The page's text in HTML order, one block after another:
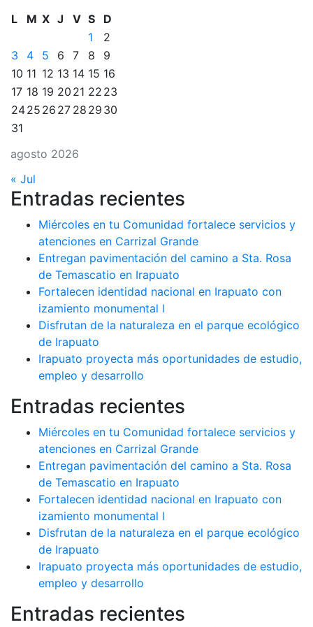
agosto 2026
L M X J V S
D
1
2
3
4 5 6 7 8
9
10 11 12 13 14 15 16
17 18 19 20 21 22 23
2425 26 27 28 29 30
31
« Jul
Entradas recientes
Miércoles en tu Comunidad fortalece servicios y
atenciones en Carrizal Grande
Entregan pavimentación del camino a Sta. Rosa
de Temascatio en Irapuato
Fortalecen identidad nacional en Irapuato con
izamiento monumental l
Disfrutan de la naturaleza en el parque ecológico
de Irapuato
Irapuato proyecta más oportunidades de estudio,
empleo y desarrollo
Entradas recientes
Miércoles en tu Comunidad fortalece servicios y
atenciones en Carrizal Grande
Entregan pavimentación del camino a Sta. Rosa
de Temascatio en Irapuato
Fortalecen identidad nacional en Irapuato con
izamiento monumental l
Disfrutan de la naturaleza en el parque ecológico
de Irapuato
Irapuato proyecta más oportunidades de estudio,
empleo y desarrollo
Entradas recientes